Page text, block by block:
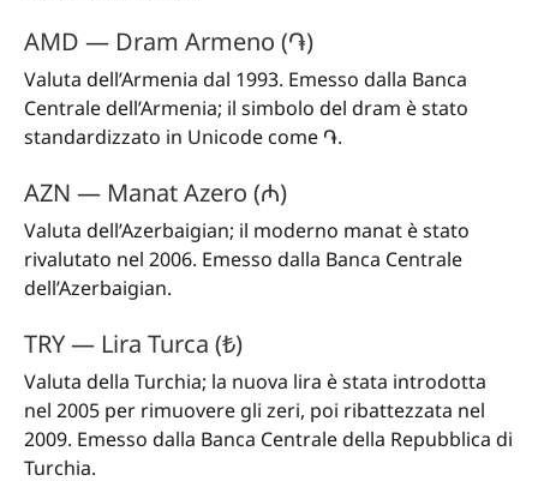
AMD — Dram Armeno (֏)
Valuta dell’Armenia dal 1993. Emesso dalla Banca
Centrale dell’Armenia; il simbolo del dram è stato
standardizzato in Unicode come ֏.
AZN — Manat Azero (₼)
Valuta dell’Azerbaigian; il moderno manat è stato
rivalutato nel 2006. Emesso dalla Banca Centrale
dell’Azerbaigian.
TRY — Lira Turca (₺)
Valuta della Turchia; la nuova lira è stata introdotta
nel 2005 per rimuovere gli zeri, poi ribattezzata nel
2009. Emesso dalla Banca Centrale della Repubblica di
Turchia.